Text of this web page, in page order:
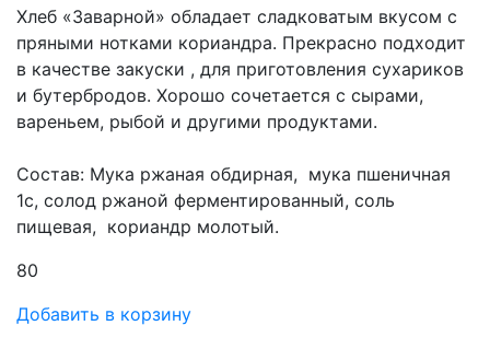
Хлеб «Заварной» обладает сладковатым вкусом с
пряными нотками кориандра. Прекрасно подходит
в качестве закуски , для приготовления сухариков
и бутербродов. Хорошо сочетается с сырами,
вареньем, рыбой и другими продуктами.
Состав: Мука ржаная обдирная, мука пшеничная
1с, солод ржаной ферментированный, соль
пищевая, кориандр молотый.
80
Добавить в корзину